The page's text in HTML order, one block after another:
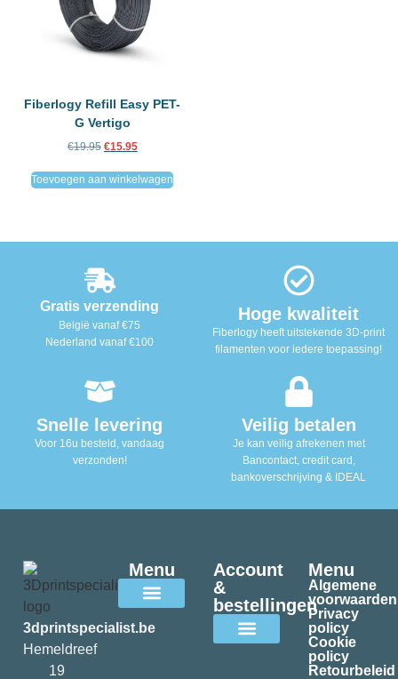
Fiberlogy Refill Easy PET-
G Vertigo
€19.95 €15.95
Toevoegen aan winkelwagen
Gratis verzending
België vanaf €75
Nederland vanaf €100
Hoge kwaliteit
Fiberlogy heeft uitstekende 3D-print
filamenten voor iedere toepassing!
Snelle levering
Voor 16u besteld, vandaag
verzonden!
Veilig betalen
Je kan veilig afrekenen met
Bancontact, credit card,
bankoverschrijving & IDEAL
3dprintspecialist.be
Hemeldreef
19
Menu
Account
&
bestellingen
Menu
Algemene
voorwaarden
Privacy
policy
Cookie
policy
Retourbeleid